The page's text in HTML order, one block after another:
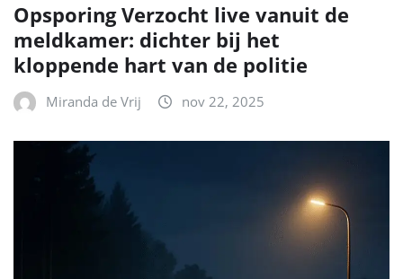
Opsporing Verzocht live vanuit de
meldkamer: dichter bij het
kloppende hart van de politie
Miranda de Vrij nov 22, 2025